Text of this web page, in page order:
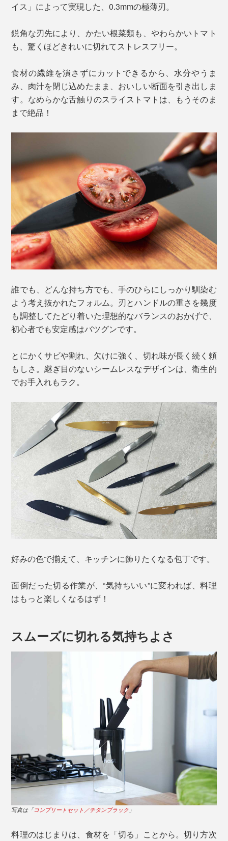
イス」によって実現した、0.3mmの極薄刃。
鋭角な刃先により、かたい根菜類も、やわらかいトマト
も、驚くほどきれいに切れてストレスフリー。
食材の繊維を潰さずにカットできるから、水分やうま
み、肉汁を閉じ込めたまま、おいしい断面を引き出しま
す。なめらかな舌触りのスライストマトは、もうそのま
まで絶品！
誰でも、どんな持ち方でも、手のひらにしっかり馴染む
よう考え抜かれたフォルム。刃とハンドルの重さを幾度
も調整してたどり着いた理想的なバランスのおかげで、
初心者でも安定感はバツグンです。
とにかくサビや割れ、欠けに強く、切れ味が長く続く頼
もしさ。継ぎ目のないシームレスなデザインは、衛生的
でお手入れもラク。
好みの色で揃えて、キッチンに飾りたくなる包丁です。
面倒だった切る作業が、“気持ちいい”に変われば、料理
はもっと楽しくなるはず！
スムーズに切れる気持ちよさ
写真は「コンプリートセット／チタンブラック 」
料理のはじまりは、食材を「切る」ことから。切り方次